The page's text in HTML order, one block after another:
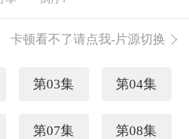
这一次，猎物变猎
卡顿看不了请点我-片源切换
第03集 第04集
第07集 第08集